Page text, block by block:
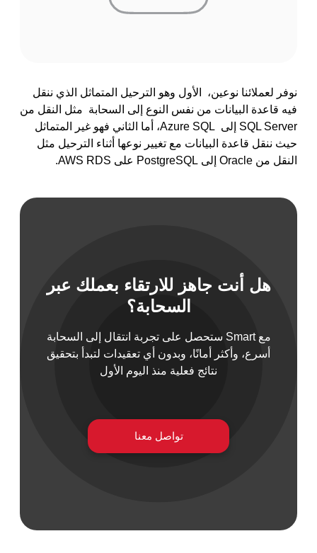
المعلومات
التقنية
الرقمية
نوفر لعملائنا نوعين، الأول وهو الترحيل المتماثل الذي ننقل
فيه قاعدة البيانات من نفس النوع إلى السحابة مثل النقل من
SQL Server إلى Azure SQL، أما الثاني فهو غير المتماثل
حيث ننقل قاعدة البيانات مع تغيير نوعها أثناء الترحيل مثل
النقل من Oracle إلى PostgreSQL على AWS RDS.
هل أنت جاهز للارتقاء بعملك عبر
السحابة؟
مع Smart ستحصل على تجربة انتقال إلى السحابة
أسرع، وأكثر أمانًا، وبدون أي تعقيدات لتبدأ بتحقيق
نتائج فعلية منذ اليوم الأول
تواصل معنا